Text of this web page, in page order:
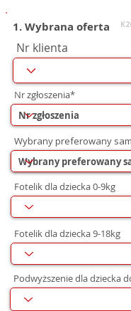
1. Wybrana oferta
Nr klienta
Nr zgłoszenia*
Wybrany preferowany
Fotelik dla dziecka 0-9kg
Fotelik dla dziecka 9-18kg
Podwyższenie dla dziecka